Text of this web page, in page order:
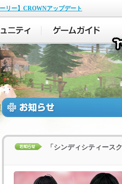
リー】CROWNアップデート
「シンディシティース